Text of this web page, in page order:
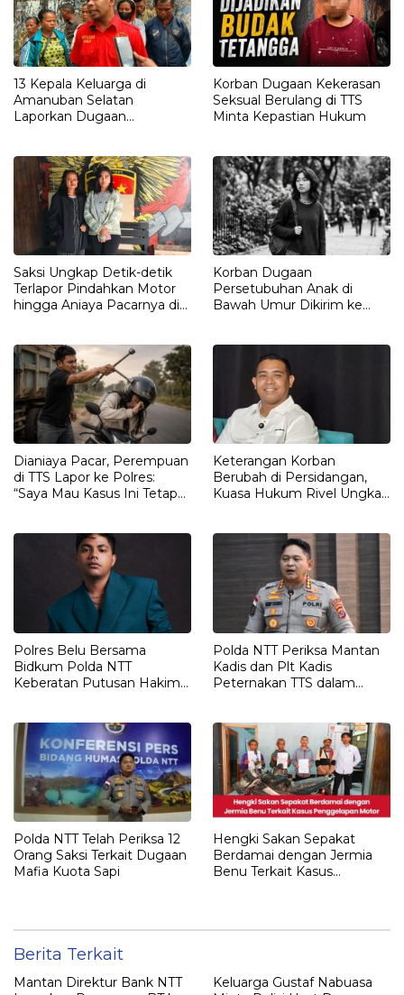
13 Kepala Keluarga di
Amanuban Selatan
Laporkan Dugaan
Korban Dugaan Kekerasan
Seksual Berulang di TTS
Minta Kepastian Hukum
Saksi Ungkap Detik-detik
Terlapor Pindahkan Motor
hingga Aniaya Pacarnya di
Korban Dugaan
Persetubuhan Anak di
Bawah Umur Dikirim ke
Dianiaya Pacar, Perempuan
di TTS Lapor ke Polres:
“Saya Mau Kasus Ini Tetap
Keterangan Korban
Berubah di Persidangan,
Kuasa Hukum Rivel Ungkap
Polres Belu Bersama
Bidkum Polda NTT
Keberatan Putusan Hakim
Polda NTT Periksa Mantan
Kadis dan Plt Kadis
Peternakan TTS dalam
Polda NTT Telah Periksa 12
Orang Saksi Terkait Dugaan
Mafia Kuota Sapi
Hengki Sakan Sepakat
Berdamai dengan Jermia
Benu Terkait Kasus
Berita Terkait
Mantan Direktur Bank NTT
Keluarga Gustaf Nabuasa